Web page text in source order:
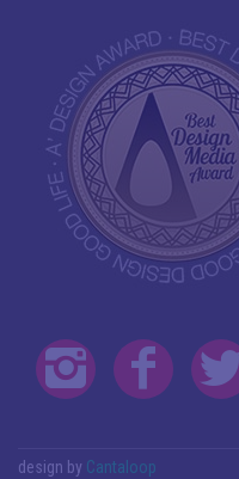
design by Cantaloop